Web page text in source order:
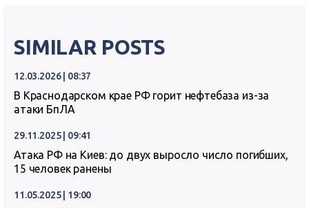
SIMILAR POSTS
12.03.2026 | 08:37
В Краснодарском крае РФ горит нефтебаза из-за
атаки БпЛА
29.11.2025 | 09:41
Атака РФ на Киев: до двух выросло число погибших,
15 человек ранены
11.05.2025 | 19:00